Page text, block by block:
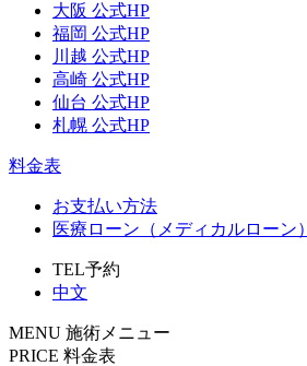
大阪 公式HP
福岡 公式HP
川越 公式HP
高崎 公式HP
仙台 公式HP
札幌 公式HP
料金表
お支払い方法
医療ローン（メディカルローン）
TEL予約
中文
MENU 施術メニュー
PRICE 料金表